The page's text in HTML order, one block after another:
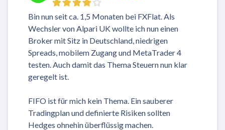
Bin nun seit ca. 1,5 Monaten bei FXFlat. Als
Wechsler von Alpari UK wollte ich nun einen
Broker mit Sitz in Deutschland, niedrigen
Spreads, mobilem Zugang und MetaTrader 4
testen. Auch damit das Thema Steuern nun klar
geregelt ist.
FIFO ist für mich kein Thema. Ein sauberer
Tradingplan und definierte Risiken sollten
Hedges ohnehin überflüssig machen.